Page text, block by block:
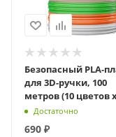
Безопасный PLA-
для 3D-ручки, 100
метров (10 цветов
м), BRAUBERG KIDS,
665189
Достаточно
690 ₽